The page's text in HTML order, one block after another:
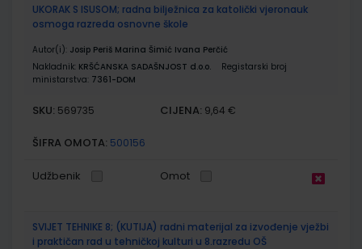
UKORAK S ISUSOM; radna bilježnica za katolički vjeronauk
osmoga razreda osnovne škole
Autor(i): Josip Periš Marina Šimić Ivana Perčić
Nakladnik: KRŠĆANSKA SADAŠNJOST d.o.o.
Registarski broj
ministarstva: 7361-DOM
SKU: 569735 CIJENA: 9,64 €
ŠIFRA OMOTA: 500156
Udžbenik Omot
SVIJET TEHNIKE 8; (KUTIJA) radni materijal za izvođenje vježbi
i praktičan rad u tehničkoj kulturi u 8.razredu OŠ